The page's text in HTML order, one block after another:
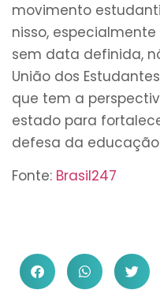
movimento
nisso,
sem data definida,
União dos
que tem a
estado para
defesa da
Fonte: Brasil247